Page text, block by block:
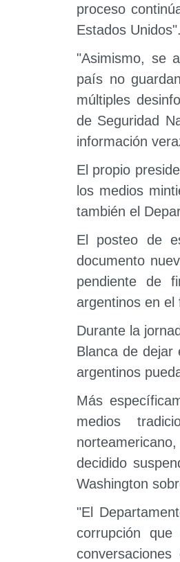
proceso
Estados Unidos".
"Asimismo, se
país no
múltiples
de Seguridad
información
El propio
los medios
también el
El posteo de
documento
pendiente de
argentinos en el
Durante la
Blanca de dejar
argentinos
Más
medios
decidido
Washington
"El
corrupción